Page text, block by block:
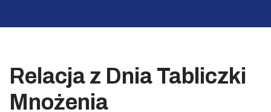
Relacja z Dnia Tabliczki
Mnożenia